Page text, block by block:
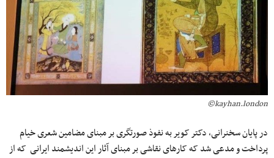
kayhan.london©
در پایان سخنرانی، دکتر کویر به نفوذ صورتگری بر مبنای مضامین شعری خیام
پرداخت و مدعی شد که کارهای نقاشی بر مبنای آثار این اندیشمند ایرانی که از